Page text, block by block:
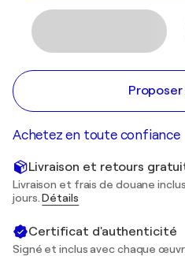
Proposer
Achetez en toute confiance
Livraison et retours
Livraison et frais de douane
jours.Détails
Certificat d'authenticité
Signé et inclus avec chaque